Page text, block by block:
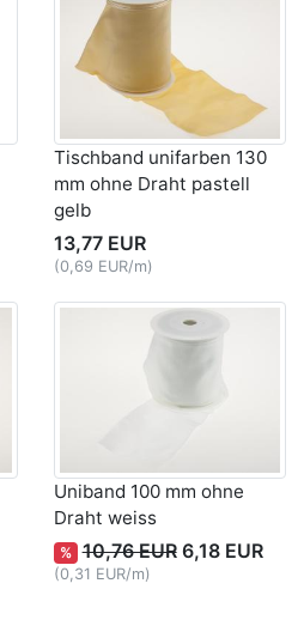
Tischband unifarben 130
mm ohne Draht pastell
gelb
13,77 EUR
(0,69 EUR/m)
Uniband 100 mm ohne
Draht weiss
% 10,76 EUR 6,18 EUR
(0,31 EUR/m)